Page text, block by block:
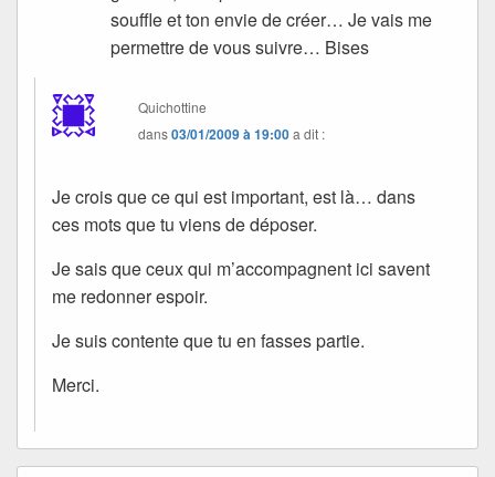
souffle et ton envie de créer… Je vais me
permettre de vous suivre… Bises
Quichottine
dans03/01/2009 à 19:00a dit :
Je crois que ce qui est important, est là… dans
ces mots que tu viens de déposer.
Je sais que ceux qui m’accompagnent ici savent
me redonner espoir.
Je suis contente que tu en fasses partie.
Merci.